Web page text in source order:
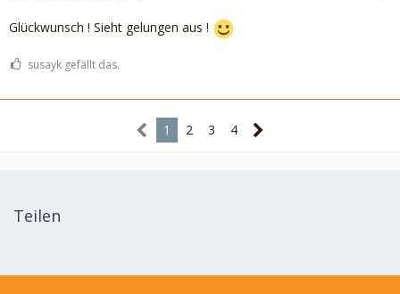
Glückwunsch ! Sieht gelungen aus !
susayk gefällt das.
1 2 3 4
Teilen